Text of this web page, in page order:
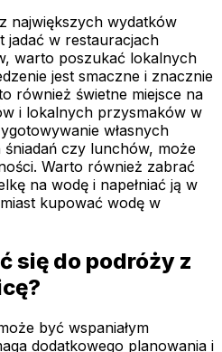
największych wydatków
jadać w restauracjach
warto poszukać lokalnych
jest smaczne i znacznie
również świetne miejsce na
i lokalnych przysmaków w
własnych
czy lunchów, może
Warto również zabrać
na wodę i napełniać ją w
kupować wodę w
się do podróży z
być wspaniałym
dodatkowego planowania i